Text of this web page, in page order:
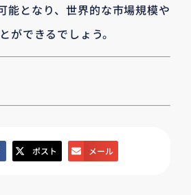
能となり、世界的な市場規模や
ができるでしょう。
ポスト メール